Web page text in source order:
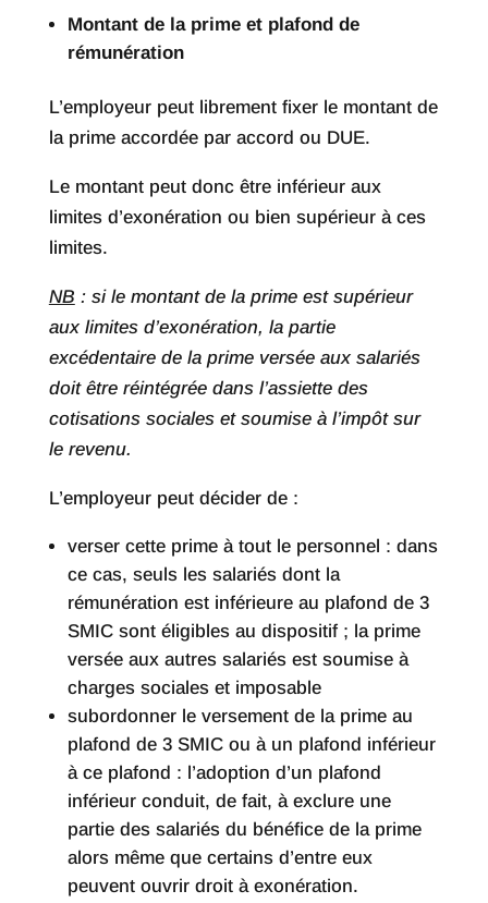
Montant de la prime et plafond de
rémunération
L’employeur peut librement fixer le montant de
la prime accordée par accord ou DUE.
Le montant peut donc être inférieur aux
limites d’exonération ou bien supérieur à ces
limites.
NB : si le montant de la prime est supérieur
aux limites d’exonération, la partie
excédentaire de la prime versée aux salariés
doit être réintégrée dans l’assiette des
cotisations sociales et soumise à l’impôt sur
le revenu.
L’employeur peut décider de :
verser cette prime à tout le personnel : dans
ce cas, seuls les salariés dont la
rémunération est inférieure au plafond de 3
SMIC sont éligibles au dispositif ; la prime
versée aux autres salariés est soumise à
charges sociales et imposable
subordonner le versement de la prime au
plafond de 3 SMIC ou à un plafond inférieur
à ce plafond : l’adoption d’un plafond
inférieur conduit, de fait, à exclure une
partie des salariés du bénéfice de la prime
alors même que certains d’entre eux
peuvent ouvrir droit à exonération.